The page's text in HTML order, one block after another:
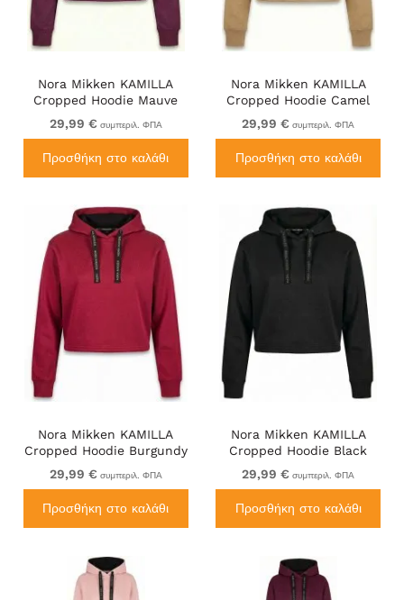
Nora Mikken KAMILLA
Cropped Hoodie Mauve
Wine
29,99 € συμπεριλ. ΦΠΑ
Προσθήκη στο καλάθι
Nora Mikken KAMILLA
Cropped Hoodie Camel
29,99 € συμπεριλ. ΦΠΑ
Προσθήκη στο καλάθι
Nora Mikken KAMILLA
Cropped Hoodie Burgundy
29,99 € συμπεριλ. ΦΠΑ
Προσθήκη στο καλάθι
Nora Mikken KAMILLA
Cropped Hoodie Black
29,99 € συμπεριλ. ΦΠΑ
Προσθήκη στο καλάθι